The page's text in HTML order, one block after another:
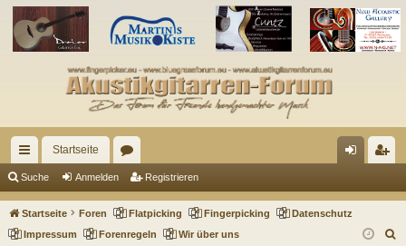
ch
ne
llz
Startseite
en m ist
rie
Suche Anmelden Registrieren
Startseite Foren Flatpicking Fingerpicking
Datenschutz
Impressum
Forenregeln Wir über uns